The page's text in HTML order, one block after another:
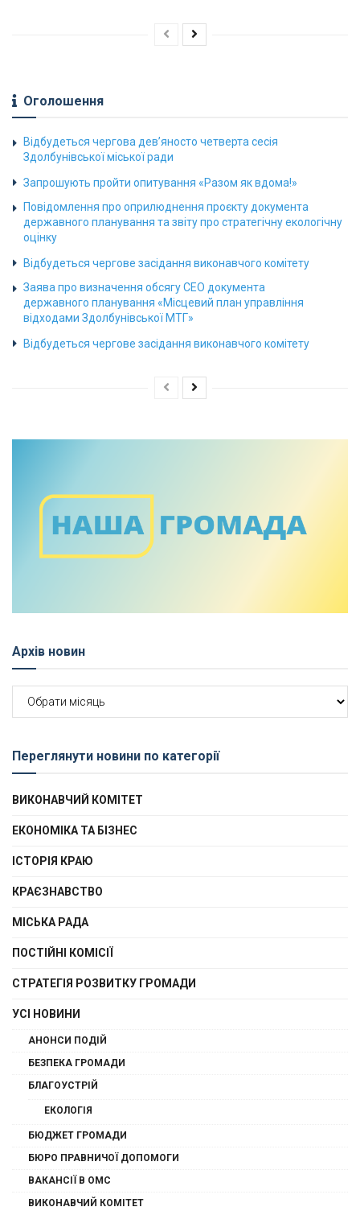
Оголошення
Відбудеться чергова дев’яносто четверта сесія
Здолбунівської міської ради
Запрошують пройти опитування «Разом як вдома!»
Повідомлення про оприлюднення проєкту документа
державного планування та звіту про стратегічну екологічну
оцінку
Відбудеться чергове засідання виконавчого комітету
Заява про визначення обсягу СЕО документа
державного планування «Місцевий план управління
відходами Здолбунівської МТГ»
Відбудеться чергове засідання виконавчого комітету
Архів новин
новин
Переглянути новини по категорії
ВИКОНАВЧИЙ КОМІТЕТ
ЕКОНОМІКА ТА БІЗНЕС
ІСТОРІЯ КРАЮ
КРАЄЗНАВСТВО
МІСЬКА РАДА
ПОСТІЙНІ КОМІСІЇ
СТРАТЕГІЯ РОЗВИТКУ ГРОМАДИ
УСІ НОВИНИ
АНОНСИ ПОДІЙ
БЕЗПЕКА ГРОМАДИ
БЛАГОУСТРІЙ
ЕКОЛОГІЯ
БЮДЖЕТ ГРОМАДИ
БЮРО ПРАВНИЧОЇ ДОПОМОГИ
ВАКАНСІЇ В ОМС
ВИКОНАВЧИЙ КОМІТЕТ